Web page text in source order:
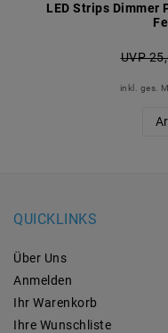
LED Strips Dimmer
UVP
inkl. ges.
QUICKLINKS
Über Uns
Anmelden
Ihr Warenkorb
Ihre Wunschliste